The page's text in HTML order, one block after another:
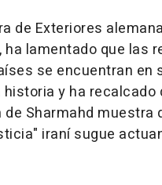
de Exteriores
ha lamentado que las
se encuentran en
historia y ha recalcado
Sharmahd muestra
iraní sugue